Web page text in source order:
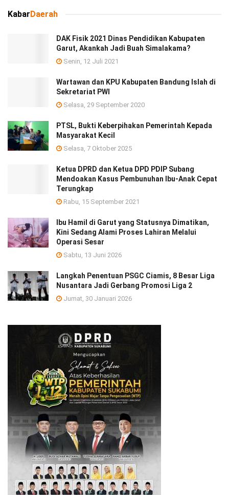
Kabar Daerah
DAK Fisik 2021 Dinas Pendidikan Kabupaten
Garut, Akankah Jadi Buah Simalakama?
Senin, 12 Juli 2021
Wartawan dan KPU Kabupaten Bandung Islah di
Sekretariat PWI
Selasa, 29 September 2020
PTSL, Bukti Keberpihakan Pemerintah Kepada
Masyarakat Kecil
Selasa, 7 Oktober 2025
Ketua DPRD dan Ketua DPD PDIP Subang
Mendoakan Kasus Pembunuhan Ibu-Anak Cepat
Terungkap
Rabu, 15 September 2021
Ibu Hamil di Garut yang Statusnya Dimatikan,
Kini Sedang Alami Proses Lahiran Melalui
Operasi Sesar
Sabtu, 13 Juni 2026
Langkah Penentuan PSGC Ciamis, 8 Besar Liga
Nusantara Jadi Gerbang Promosi Liga 2
Jumat, 30 Januari 2026